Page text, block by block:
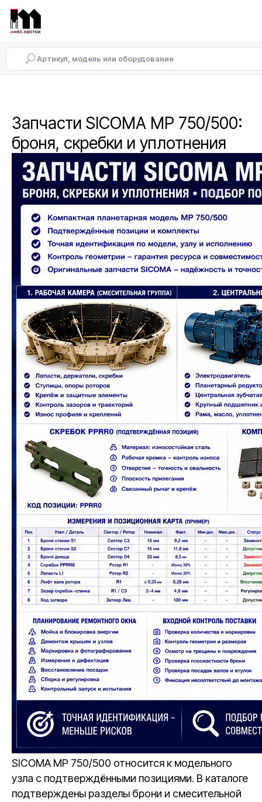
Запчасти SICOMA MP 750/500:
броня, скребки и уплотнения
SICOMA MP 750/500 относится к модельного
узла с подтверждёнными позициями. В каталоге
подтверждены разделы брони и смесительной